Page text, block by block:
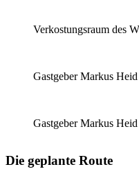
Verkostungsraum des
Gastgeber Markus
Gastgeber Markus
Die geplante Route